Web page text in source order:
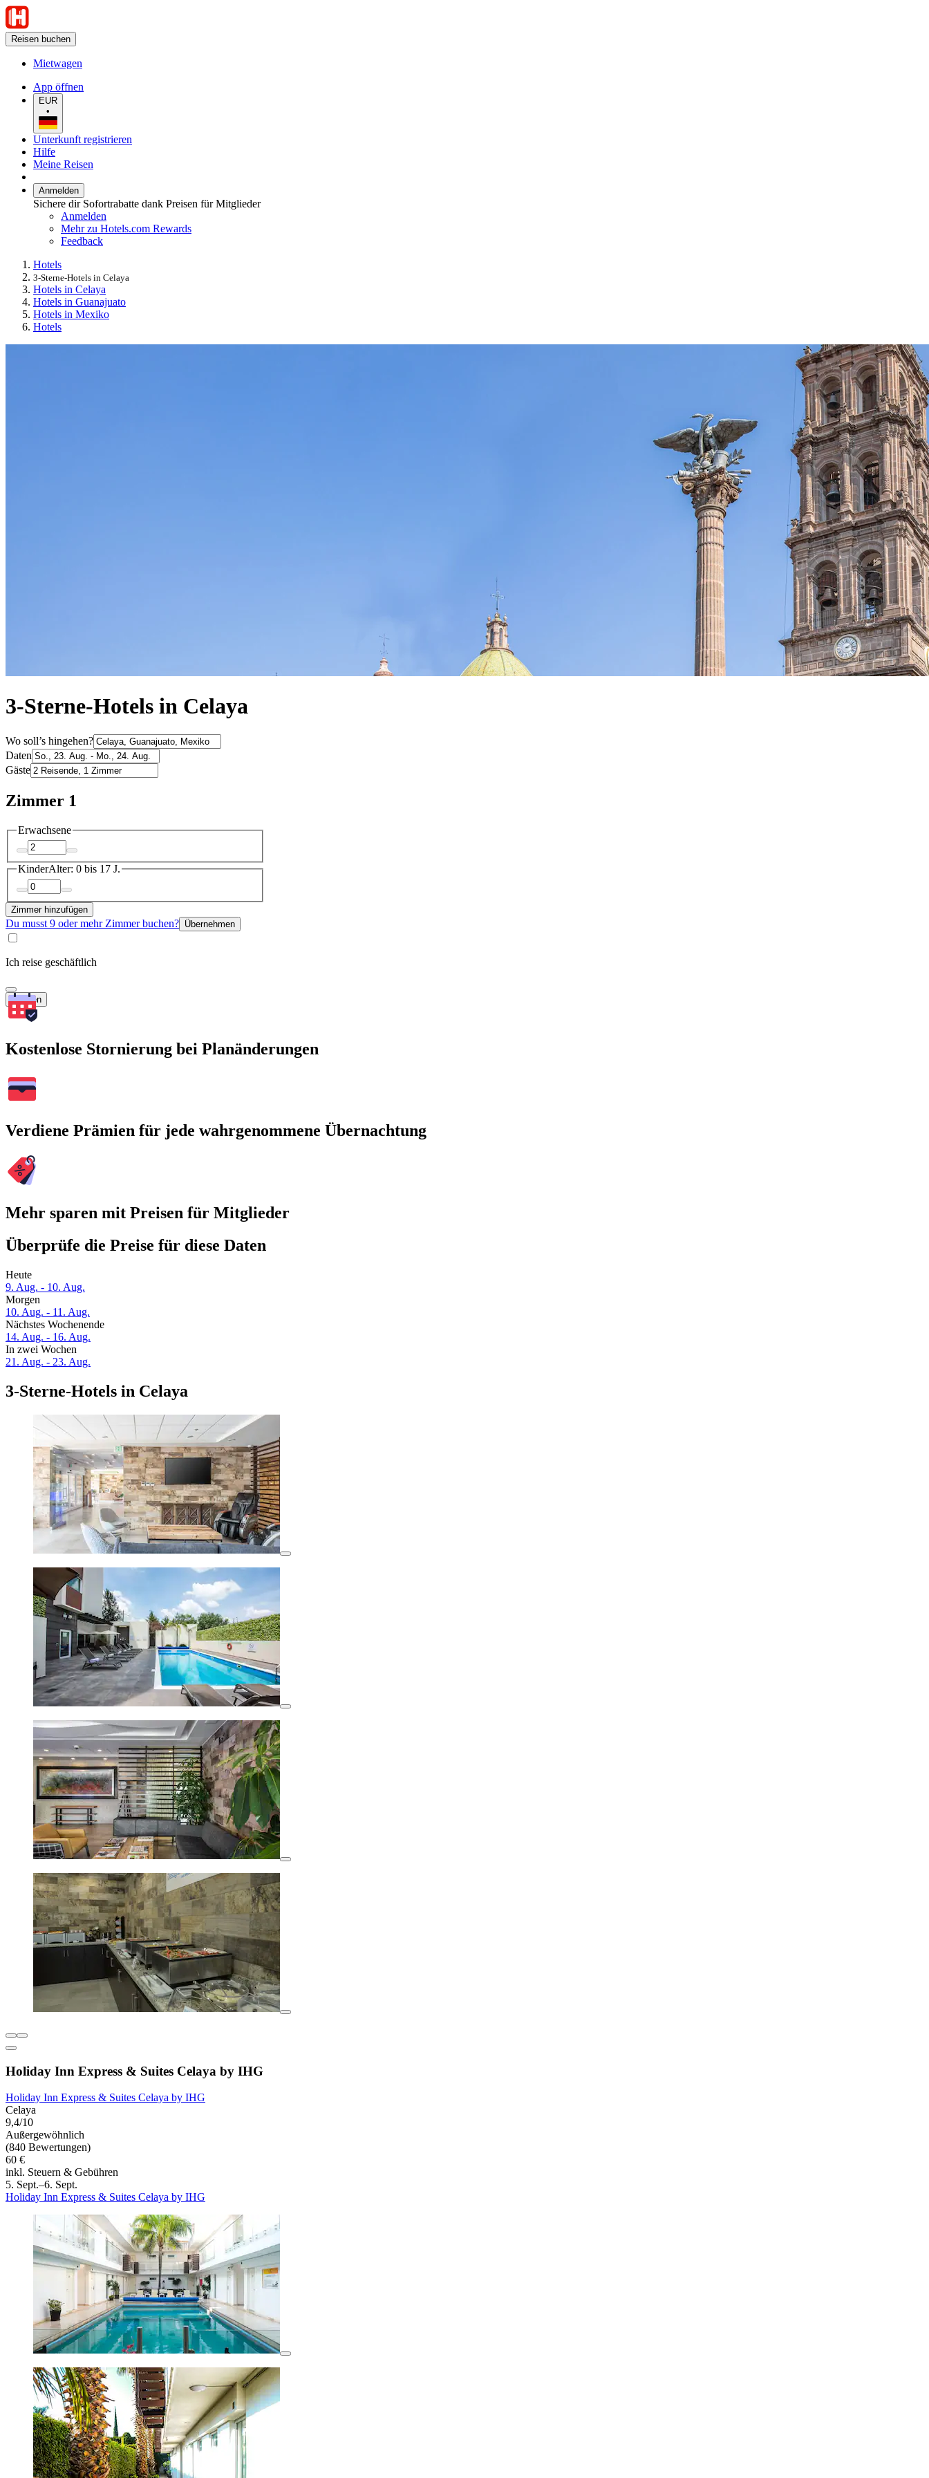
Reisen buchen
Mietwagen
App öffnen
EUR
•
Unterkunft registrieren
Hilfe
Meine Reisen
Anmelden
Sichere dir Sofortrabatte dank Preisen für Mitglieder
Anmelden
Mehr zu Hotels.com Rewards
Feedback
Hotels
3-Sterne-Hotels in Celaya
Hotels in Celaya
Hotels in Guanajuato
Hotels in Mexiko
Hotels
3-Sterne-Hotels in Celaya
Wo soll’s hingehen?
Daten
Gäste
Zimmer 1
Erwachsene
KinderAlter: 0 bis 17 J.
Zimmer hinzufügen
Du musst 9 oder mehr Zimmer buchen? Übernehmen
Ich reise geschäftlich
Suchen
Kostenlose Stornierung bei Planänderungen
Verdiene Prämien für jede wahrgenommene Übernachtung
Mehr sparen mit Preisen für Mitglieder
Überprüfe die Preise für diese Daten
Heute
9. Aug. - 10. Aug.
Morgen
10. Aug. - 11. Aug.
Nächstes Wochenende
14. Aug. - 16. Aug.
In zwei Wochen
21. Aug. - 23. Aug.
3-Sterne-Hotels in Celaya
Holiday Inn Express & Suites Celaya by IHG
Holiday Inn Express & Suites Celaya by IHG
Celaya
9,4/10
Außergewöhnlich
(840 Bewertungen)
60 €
inkl. Steuern & Gebühren
5. Sept.–6. Sept.
Holiday Inn Express & Suites Celaya by IHG